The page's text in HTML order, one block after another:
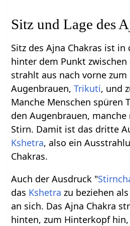
Sitz und Lage des
Sitz des Ajna Chakras ist
hinter dem Punkt zwischen
strahlt aus nach vorne
Augenbrauen,Trikuti, und
Manche Menschen spüren
den Augenbrauen,
Stirn. Damit ist das dritte
Kshetra, also ein
Chakras.
Auch der Ausdruck "
das Kshetra zu beziehen
an sich. Das Ajna Chakra
hinten, zum Hinterkopf hin,